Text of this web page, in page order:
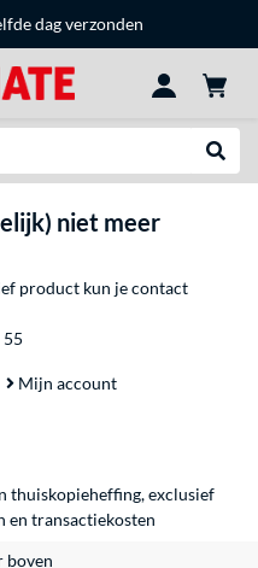
dag verzonden
niet meer
product kun je contact
55
Mijn account
thuiskopieheffing, exclusief
en transactiekosten
boven